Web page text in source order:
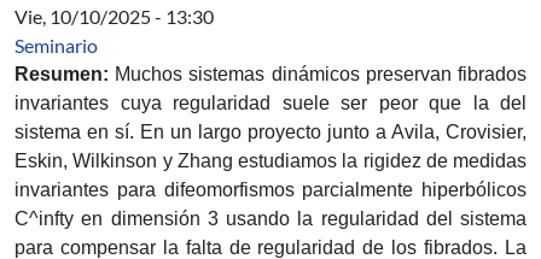
Vie, 10/10/2025 - 13:30
Seminario
Resumen: Muchos sistemas dinámicos preservan fibrados
invariantes cuya regularidad suele ser peor que la del
sistema en sí. En un largo proyecto junto a Avila, Crovisier,
Eskin, Wilkinson y Zhang estudiamos la rigidez de medidas
invariantes para difeomorfismos parcialmente hiperbólicos
C^infty en dimensión 3 usando la regularidad del sistema
para compensar la falta de regularidad de los fibrados. La